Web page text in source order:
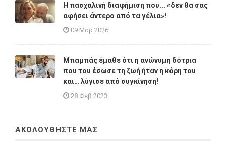
Η πασχαλινή διαφήμιση που... «δεν θα σας
αφήσει άντερο από τα γέλια»!
09 Μαρ 2026
Μπαμπάς έμαθε ότι η ανώνυμη δότρια
που του έσωσε τη ζωή ήταν η κόρη του
και… λύγισε από συγκίνηση!
28 Φεβ 2023
ΑΚΟΛΟΥΘΗΣΤΕ ΜΑΣ